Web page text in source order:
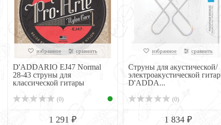
избранное сравнить
D'ADDARIO EJ47 Normal
28-43 струны для
классической гитары
(0)
1 291 ₽
избранное сравнить
Струны для акустической/
электроакустической
D'ADDA...
(0)
1 834 ₽